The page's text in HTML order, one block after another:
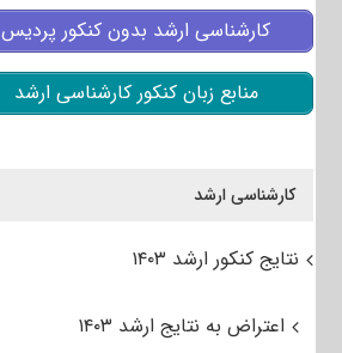
کارشناسی ارشد بدون کنکور پردیس
منابع زبان کنکور کارشناسی ارشد
کارشناسی ارشد
نتایج کنکور ارشد ۱۴۰۳
اعتراض به نتایج ارشد ۱۴۰۳